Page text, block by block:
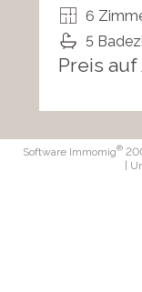
6
5
Preis
Software Immomig®
|